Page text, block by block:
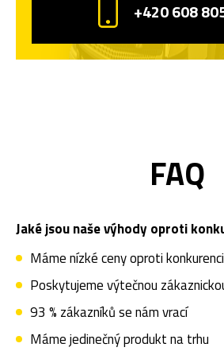
+420 608
FAQ
Jaké jsou naše výhody oproti
Máme nízké ceny oproti konkurenci
Poskytujeme výtečnou
93 % zákazníků se nám vrací
Máme jedinečný produkt na trhu